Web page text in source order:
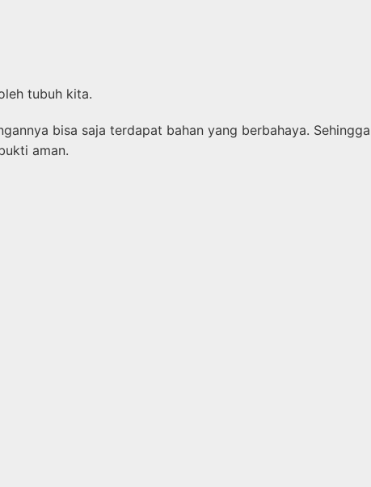
tubuh kita.
bisa saja terdapat bahan yang berbahaya. Sehingga
aman.